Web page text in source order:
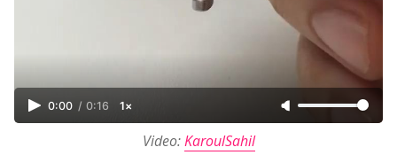
0:00 / 0:16 1×
Video: KaroulSahil